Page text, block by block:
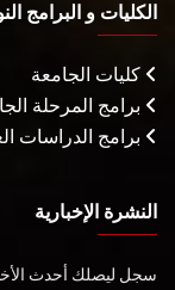
الكليات و البرامج
كليات الجامعة
برامج المرحلة
برامج الدراسات
النشرة الإخبارية
سجل ليصلك أحدث